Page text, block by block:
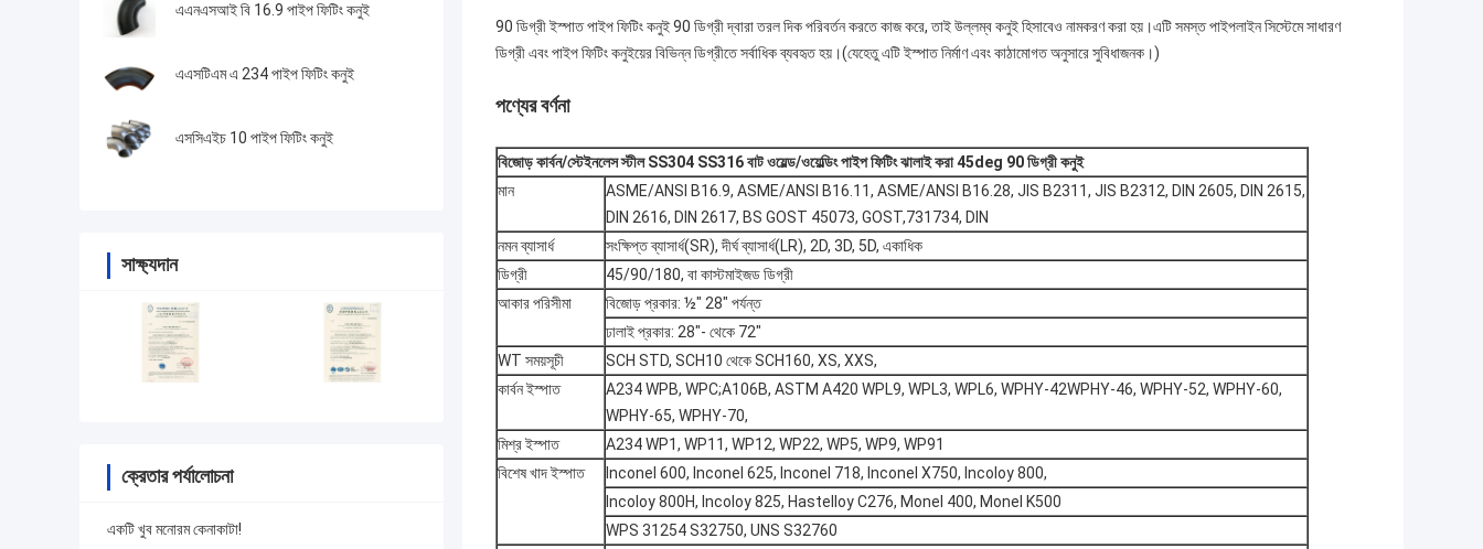
এএনএসআই বি 16.9 পাইপ ফিটিং কনুই
এএসটিএম এ 234 পাইপ ফিটিং কনুই
এসসিএইচ 10 পাইপ ফিটিং কনুই
সাক্ষ্যদান
ক্রেতার পর্যালোচনা
একটি খুব মনোরম কেনাকাটা!
90 ডিগ্রী ইস্পাত পাইপ ফিটিং কনুই 90 ডিগ্রী দ্বারা তরল দিক পরিবর্তন করতে কাজ করে, তাই উল্লম্ব কনুই হিসাবেও নামকরণ করা হয়।এটি সমস্ত পাইপলাইন সিস্টেমে সাধারণ
ডিগ্রী এবং পাইপ ফিটিং কনুইয়ের বিভিন্ন ডিগ্রীতে সর্বাধিক ব্যবহৃত হয়।(যেহেতু এটি ইস্পাত নির্মাণ এবং কাঠামোগত অনুসারে সুবিধাজনক।)
পণ্যের বর্ণনা
বিজোড় কার্বন/স্টেইনলেস স্টীল SS304 SS316 বাট ওয়েল্ড/ওয়েল্ডিং পাইপ ফিটিং ঝালাই করা 45deg 90 ডিগ্রী কনুই
মান
ASME/ANSI B16.9, ASME/ANSI B16.11, ASME/ANSI B16.28, JIS B2311, JIS B2312, DIN 2605, DIN 2615,
DIN 2616, DIN 2617, BS GOST 45073, GOST,731734, DIN
নমন ব্যাসার্ধ
সংক্ষিপ্ত ব্যাসার্ধ(SR), দীর্ঘ ব্যাসার্ধ(LR), 2D, 3D, 5D, একাধিক
ডিগ্রী
45/90/180, বা কাস্টমাইজড ডিগ্রী
আকার পরিসীমা
বিজোড় প্রকার: ½" 28" পর্যন্ত
ঢালাই প্রকার: 28"- থেকে 72"
WT সময়সূচী
SCH STD, SCH10 থেকে SCH160, XS, XXS,
কার্বন ইস্পাত
A234 WPB, WPC;A106B, ASTM A420 WPL9, WPL3, WPL6, WPHY-42WPHY-46, WPHY-52, WPHY-60,
WPHY-65, WPHY-70,
মিশ্র ইস্পাত
A234 WP1, WP11, WP12, WP22, WP5, WP9, WP91
বিশেষ খাদ ইস্পাত
Inconel 600, Inconel 625, Inconel 718, Inconel X750, Incoloy 800,
Incoloy 800H, Incoloy 825, Hastelloy C276, Monel 400, Monel K500
WPS 31254 S32750, UNS S32760